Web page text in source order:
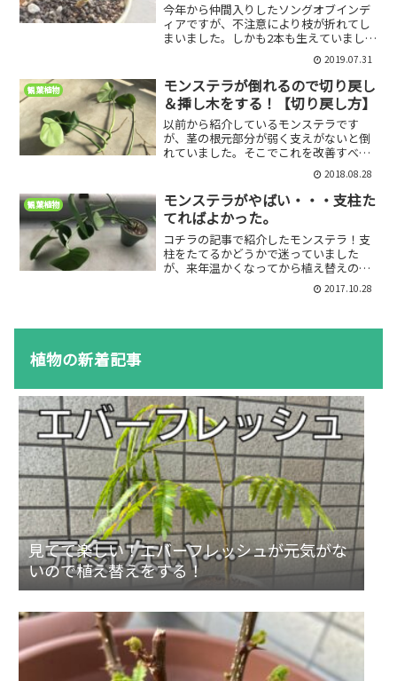
今年から仲間入りしたソングオブインデ
ィアですが、不注意により枝が折れてし
まいました。しかも2本も生えていました
が2本とも…折れてからというもの少しだ
け残っていた葉もすべて落ちてしまい、
つるっつるの枝だけが残りました。ここ
で気になるのがこのソ...
2019.07.31
観葉植物
モンステラが倒れるので切り戻し
＆挿し木をする！【切り戻し方】
以前から紹介しているモンステラです
が、茎の根元部分が弱く支えがないと倒
れていました。そこでこれを改善すべく
対処法を考えていたのですが、結論とし
て「長く伸びたからとりあえず切っちゃ
おう」ということに。切ったものは挿し
木にして増やそうと思います...
2018.08.28
観葉植物
モンステラがやばい・・・支柱た
てればよかった。
コチラの記事で紹介したモンステラ！支
柱をたてるかどうかで迷っていました
が、来年温かくなってから植え替えのつ
いでにやろうと思っていたら、やばいこ
とになっています。コチラの記事で簡易
2017.10.28
植物の新着記事
見てて楽しい！エバーフレッシュが元気がな
いので植え替えをする！